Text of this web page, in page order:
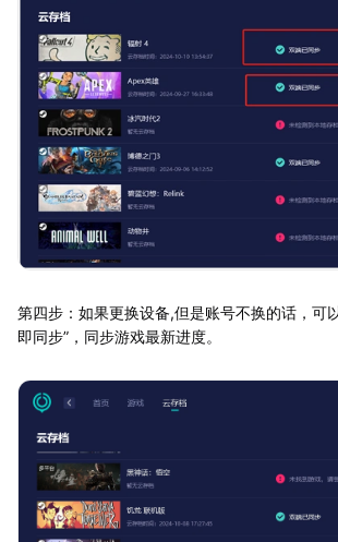
第四步：如果更换设备,但是账号不换的话，可
即同步”，同步游戏最新进度。